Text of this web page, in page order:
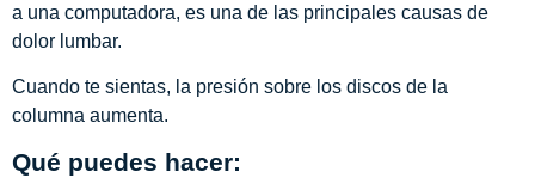
a una computadora, es una de las principales causas de
dolor lumbar.
Cuando te sientas, la presión sobre los discos de la
columna aumenta.
Qué puedes hacer: